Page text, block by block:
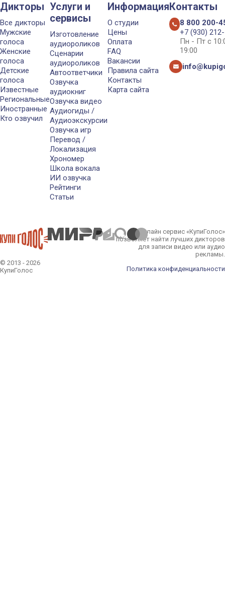
Дикторы
Все дикторы
Мужские
голоса
Женские
голоса
Детские
голоса
Известные
Региональные
Иностранные
Кто озвучил
Услуги и
сервисы
Изготовление
аудиороликов
Сценарии
аудиороликов
Автоответчики
Озвучка
аудиокниг
Озвучка видео
Аудиогиды /
Аудиоэкскурсии
Озвучка игр
Перевод /
Локализация
Хрономер
Школа вокала
ИИ озвучка
Рейтинги
Статьи
Информация
О студии
Цены
Оплата
FAQ
Вакансии
Правила сайта
Контакты
Карта сайта
Контакты
8 800 200-
+7 (930)
Пн - Пт с
19:00
© 2013 - 2026
КупиГолос
Онлайн сервис «КупиГолос»
позволяет найти лучших дикторов
для записи видео или аудио
рекламы.
Политика конфиденциальности